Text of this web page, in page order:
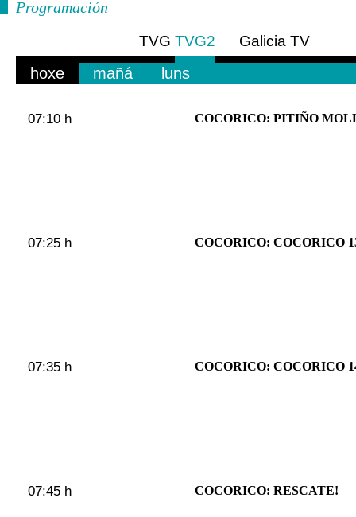
Programación
TVG TVG2
Galicia TV
hoxe mañá luns
07:10 h COCORICO: PITIÑO
07:25 h COCORICO: COCORICO
07:35 h COCORICO: COCORICO
07:45 h COCORICO: RESCATE!